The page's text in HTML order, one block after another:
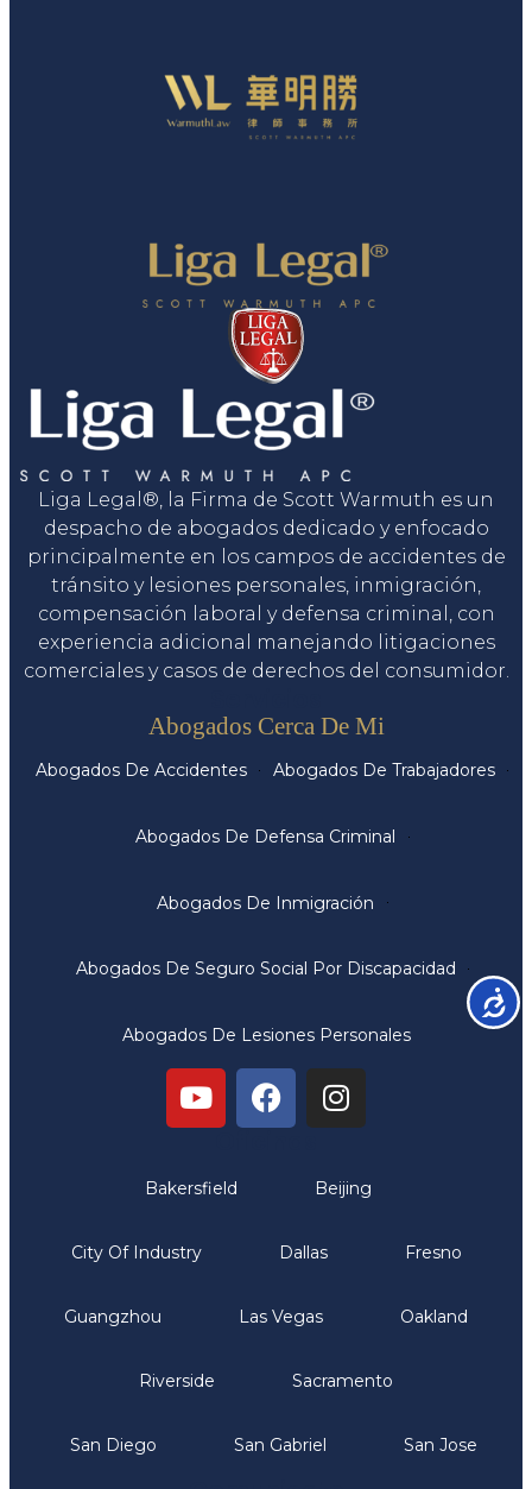
Liga Legal®, la Firma de Scott Warmuth es un
despacho de abogados dedicado y enfocado
principalmente en los campos de accidentes de
tránsito y lesiones personales, inmigración,
compensación laboral y defensa criminal, con
experiencia adicional manejando litigaciones
comerciales y casos de derechos del consumidor.
Abogados Cerca De Mi
Abogados De Accidentes Abogados De Trabajadores
Abogados De Defensa Criminal
Abogados De Inmigración
Abogados De Seguro Social Por Discapacidad
Abogados De Lesiones Personales
Bakersfield Beijing
City Of Industry Dallas Fresno
Guangzhou Las Vegas Oakland
Riverside Sacramento
San Diego San Gabriel San Jose